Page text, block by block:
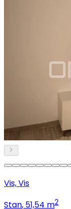
Vis, Vis
Stan, 51,54 m2